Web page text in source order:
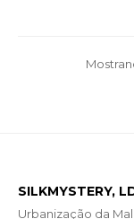
SILKMYSTERY,
Urbanização da